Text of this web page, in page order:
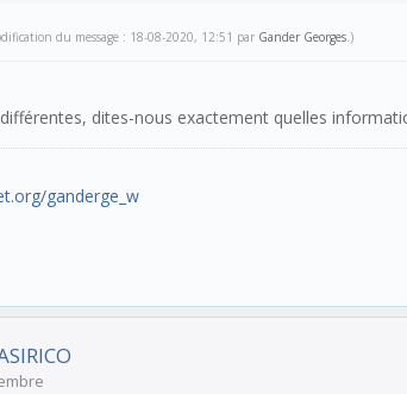
du message : 18-08-2020, 12:51 par Gander Georges.)
dites-nous exactement quelles
ganderge_w